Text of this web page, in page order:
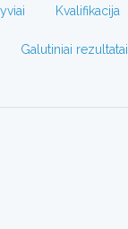
Kvalifikacija
Galutiniai rezultatai